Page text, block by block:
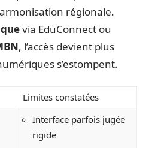
régionale.
via EduConnect ou
, l’accès devient plus
s’estompent.
Limites constatées
Interface parfois jugée
rigide